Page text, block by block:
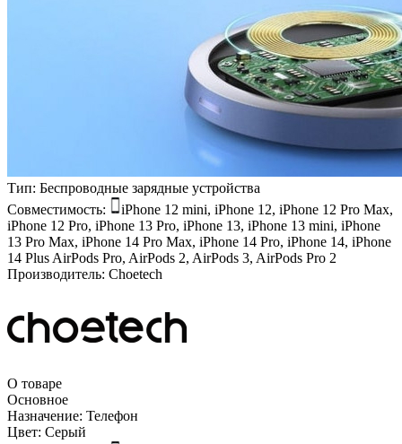
Тип: Беспроводные зарядные устройства
Совместимость:
iPhone 12 mini, iPhone 12, iPhone 12 Pro Max,
iPhone 12 Pro, iPhone 13 Pro, iPhone 13, iPhone 13 mini, iPhone
13 Pro Max, iPhone 14 Pro Max, iPhone 14 Pro, iPhone 14, iPhone
14 Plus AirPods Pro, AirPods 2, AirPods 3, AirPods Pro 2
Производитель: Choetech
О товаре
Основное
Назначение: Телефон
Цвет: Серый